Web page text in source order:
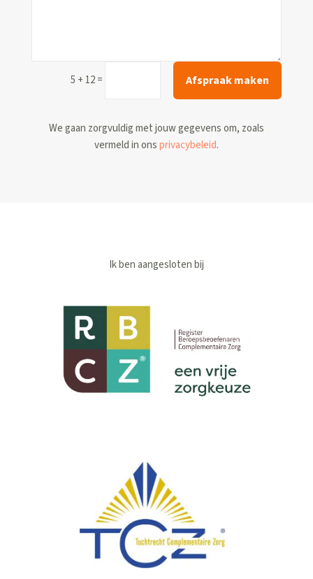
5 + 12= Afspraak maken
We gaan zorgvuldig met jouw gegevens om, zoals
vermeld in onsprivacybeleid.
Ik ben aangesloten bij